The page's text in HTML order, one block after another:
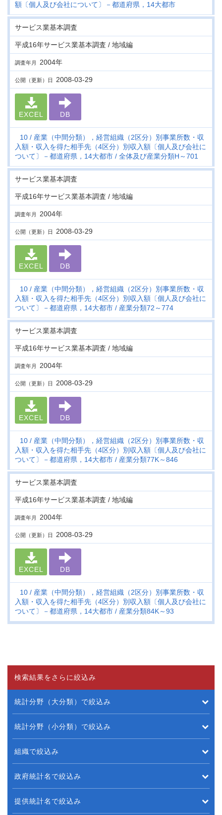
額〔個人及び会社について〕－都道府県，14大都市
サービス業基本調査
平成16年サービス業基本調査 / 地域編
調査年月 2004年
公開（更新）日 2008-03-29
EXCEL DB
10
産業（中間分類），経営組織（2区分）別事業所数・収
入額・収入を得た相手先（4区分）別収入額〔個人及び会社に
ついて〕－都道府県，14大都市
全体及び産業分類H～701
サービス業基本調査
平成16年サービス業基本調査 / 地域編
調査年月 2004年
公開（更新）日 2008-03-29
EXCEL DB
10
産業（中間分類），経営組織（2区分）別事業所数・収
入額・収入を得た相手先（4区分）別収入額〔個人及び会社に
ついて〕－都道府県，14大都市
産業分類72～774
サービス業基本調査
平成16年サービス業基本調査 / 地域編
調査年月 2004年
公開（更新）日 2008-03-29
EXCEL DB
10
産業（中間分類），経営組織（2区分）別事業所数・収
入額・収入を得た相手先（4区分）別収入額〔個人及び会社に
ついて〕－都道府県，14大都市
産業分類77K～846
サービス業基本調査
平成16年サービス業基本調査 / 地域編
調査年月 2004年
公開（更新）日 2008-03-29
EXCEL DB
10
産業（中間分類），経営組織（2区分）別事業所数・収
入額・収入を得た相手先（4区分）別収入額〔個人及び会社に
ついて〕－都道府県，14大都市
産業分類84K～93
検索結果をさらに絞込み
統計分野（大分類）で絞込み
統計分野（小分類）で絞込み
組織で絞込み
政府統計名で絞込み
提供統計名で絞込み